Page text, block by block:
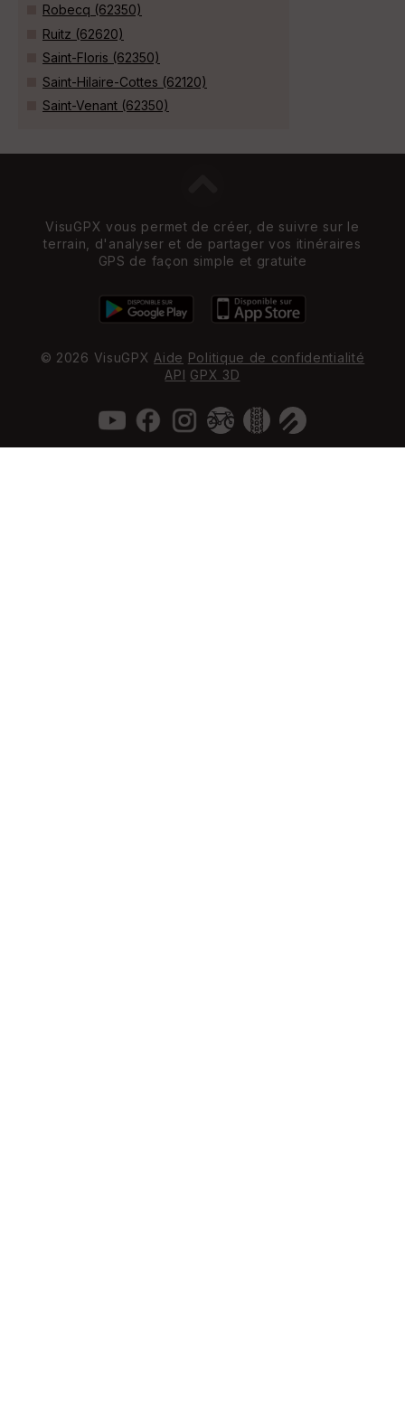
Robecq (62350)
Ruitz (62620)
Saint-Floris (62350)
Saint-Hilaire-Cottes (62120)
Saint-Venant (62350)
VisuGPX vous permet de créer, de suivre sur le
terrain, d'analyser et de partager vos itinéraires
GPS de façon simple et gratuite
© 2026 VisuGPX Aide Politique de confidentialité
API GPX 3D